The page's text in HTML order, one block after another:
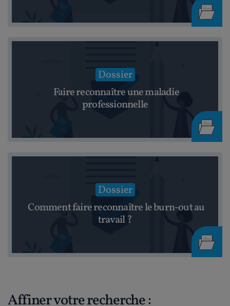
Dossier
Faire reconnaître une maladie
professionnelle
Dossier
Comment faire reconnaître le burn-out au
travail ?
Affiner votre recherche :